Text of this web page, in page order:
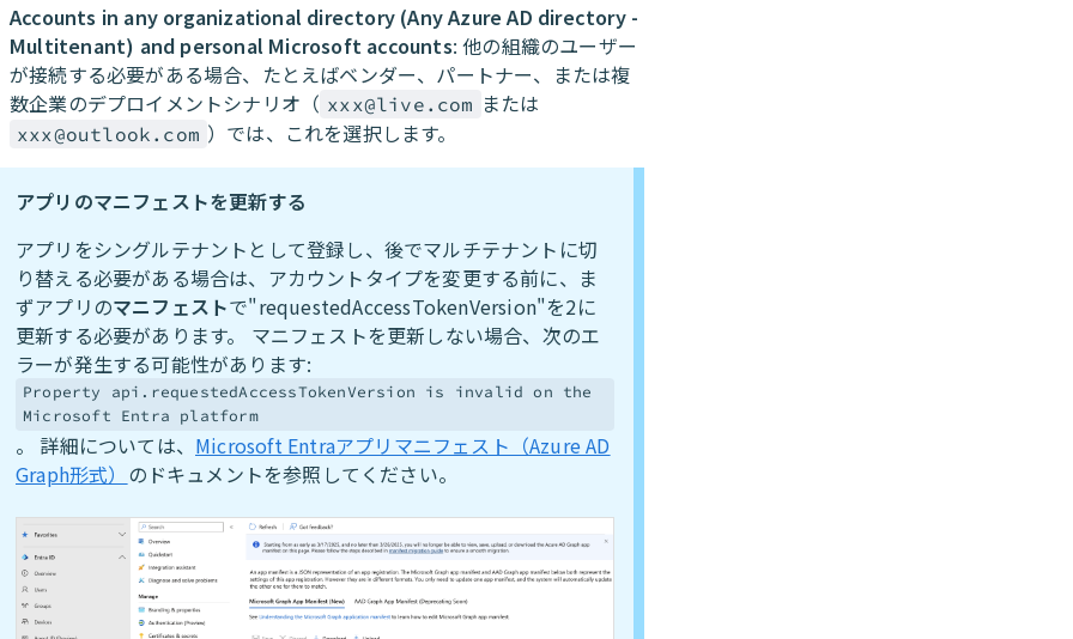
Accounts in any organizational directory (Any Azure AD directory -
Multitenant) and personal Microsoft accounts: 他の組織のユーザー
が接続する必要がある場合、たとえばベンダー、パートナー、または複
数企業のデプロイメントシナリオ（ xxx@live.com または
xxx@outlook.com ）では、これを選択します。
アプリのマニフェストを更新する
アプリをシングルテナントとして登録し、後でマルチテナントに切
り替える必要がある場合は、アカウントタイプを変更する前に、ま
ずアプリのマニフェストで"requestedAccessTokenVersion"を2に
更新する必要があります。 マニフェストを更新しない場合、次のエ
ラーが発生する可能性があります:
Property api.requestedAccessTokenVersion is invalid on the
Microsoft Entra platform
。 詳細については、 Microsoft Entraアプリマニフェスト（Azure AD
Graph形式） のドキュメントを参照してください。